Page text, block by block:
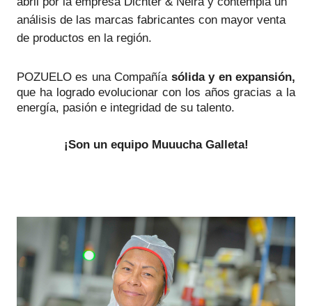
análisis de las marcas fabricantes con mayor venta
de productos en la región.
POZUELO es una Compañía sólida y en expansión,
que ha logrado evolucionar con los años gracias a la
energía, pasión e integridad de su talento.
¡Son un equipo Muuucha Galleta!